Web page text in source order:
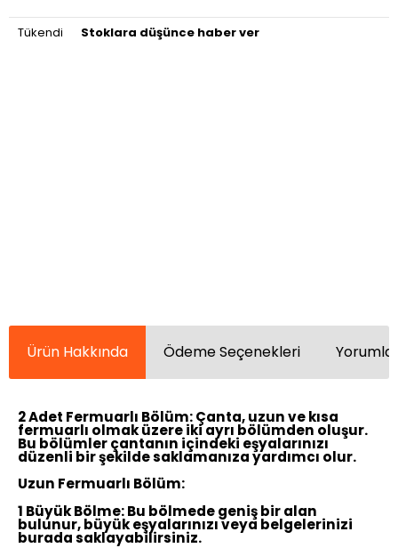
Tükendi Stoklara düşünce haber ver
Ürün Hakkında Ödeme Seçenekleri
2 Adet Fermuarlı Bölüm:Çanta, uzun ve kısa
fermuarlı olmak üzere iki ayrı bölümden oluşur.
Bu bölümler çantanın içindeki eşyalarınızı
düzenli bir şekilde saklamanıza yardımcı olur.
Uzun Fermuarlı Bölüm:
1 Büyük Bölme: Bu bölmede geniş bir alan
bulunur, büyük eşyalarınızı veya belgelerinizi
burada saklayabilirsiniz.